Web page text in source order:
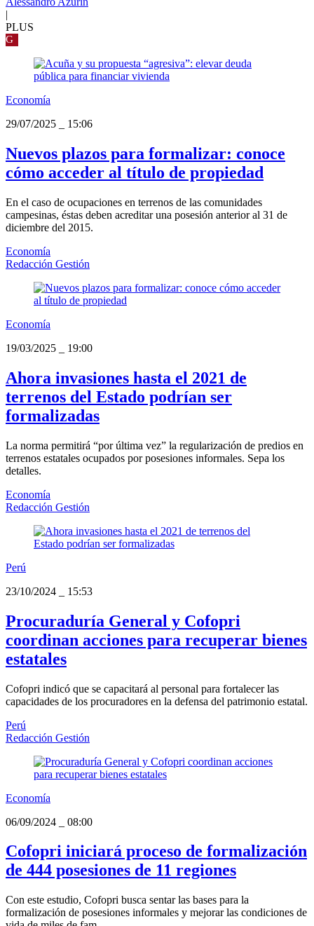
|
PLUS
G
Economía
29/07/2025
15:06
Nuevos plazos para formalizar: conoce
cómo acceder al título de propiedad
En el caso de ocupaciones en terrenos de las comunidades
campesinas, éstas deben acreditar una posesión anterior al 31 de
diciembre del 2015.
Economía
Redacción Gestión
Economía
19/03/2025
19:00
Ahora invasiones hasta el 2021 de
terrenos del Estado podrían ser
formalizadas
La norma permitirá “por última vez” la regularización de predios en
terrenos estatales ocupados por posesiones informales. Sepa los
detalles.
Economía
Redacción Gestión
Perú
23/10/2024
15:53
Procuraduría General y Cofopri
coordinan acciones para recuperar bienes
estatales
Cofopri indicó que se capacitará al personal para fortalecer las
capacidades de los procuradores en la defensa del patrimonio estatal.
Perú
Redacción Gestión
Economía
06/09/2024
08:00
Cofopri iniciará proceso de formalización
de 444 posesiones de 11 regiones
Con este estudio, Cofopri busca sentar las bases para la
formalización de posesiones informales y mejorar las condiciones de